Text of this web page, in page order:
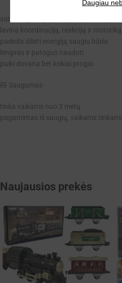
suteikia galimybę aktyviai judėti ir
lavina koordinaciją, reakciją ir motoriką
padeda išlieti energiją saugiu būdu
lengvas ir patogus naudoti
puiki dovana bet kokiai progai
🧸 Saugumas
tinka vaikams nuo 3 metų
pagamintas iš saugių, vaikams
Naujausios prekės
Daugiau